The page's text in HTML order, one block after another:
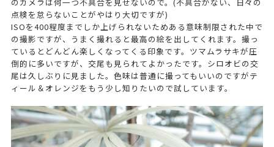
点検を怠らないことがやはり大切ですが)
ISOを400程度までしか上げられないためある意味制限された中で
の撮影ですが、うまく撮れると最高の絵を出してくれます。撮っ
ているとどんどん楽しくなってくる印象です。ツマムラサキが圧
倒的に多いですが、交尾も見られてよかったです。シロオビの交
尾は久しぶりに見ました。色味は普通に撮ってもいいのですがテ
ィール＆オレンジをもう少し知りたいので試しています。